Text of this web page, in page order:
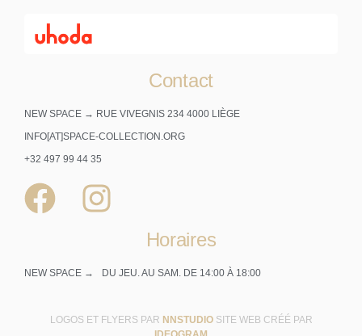
Contact
NEW SPACE → RUE VIVEGNIS 234 4000 LIÈGE
INFO[AT]SPACE-COLLECTION.ORG
+32 497 99 44 35
Horaires
NEW SPACE → DU JEU. AU SAM. DE 14:00 À 18:00
LOGOS ET FLYERS PAR NNSTUDIO SITE WEB CRÉÉ PAR